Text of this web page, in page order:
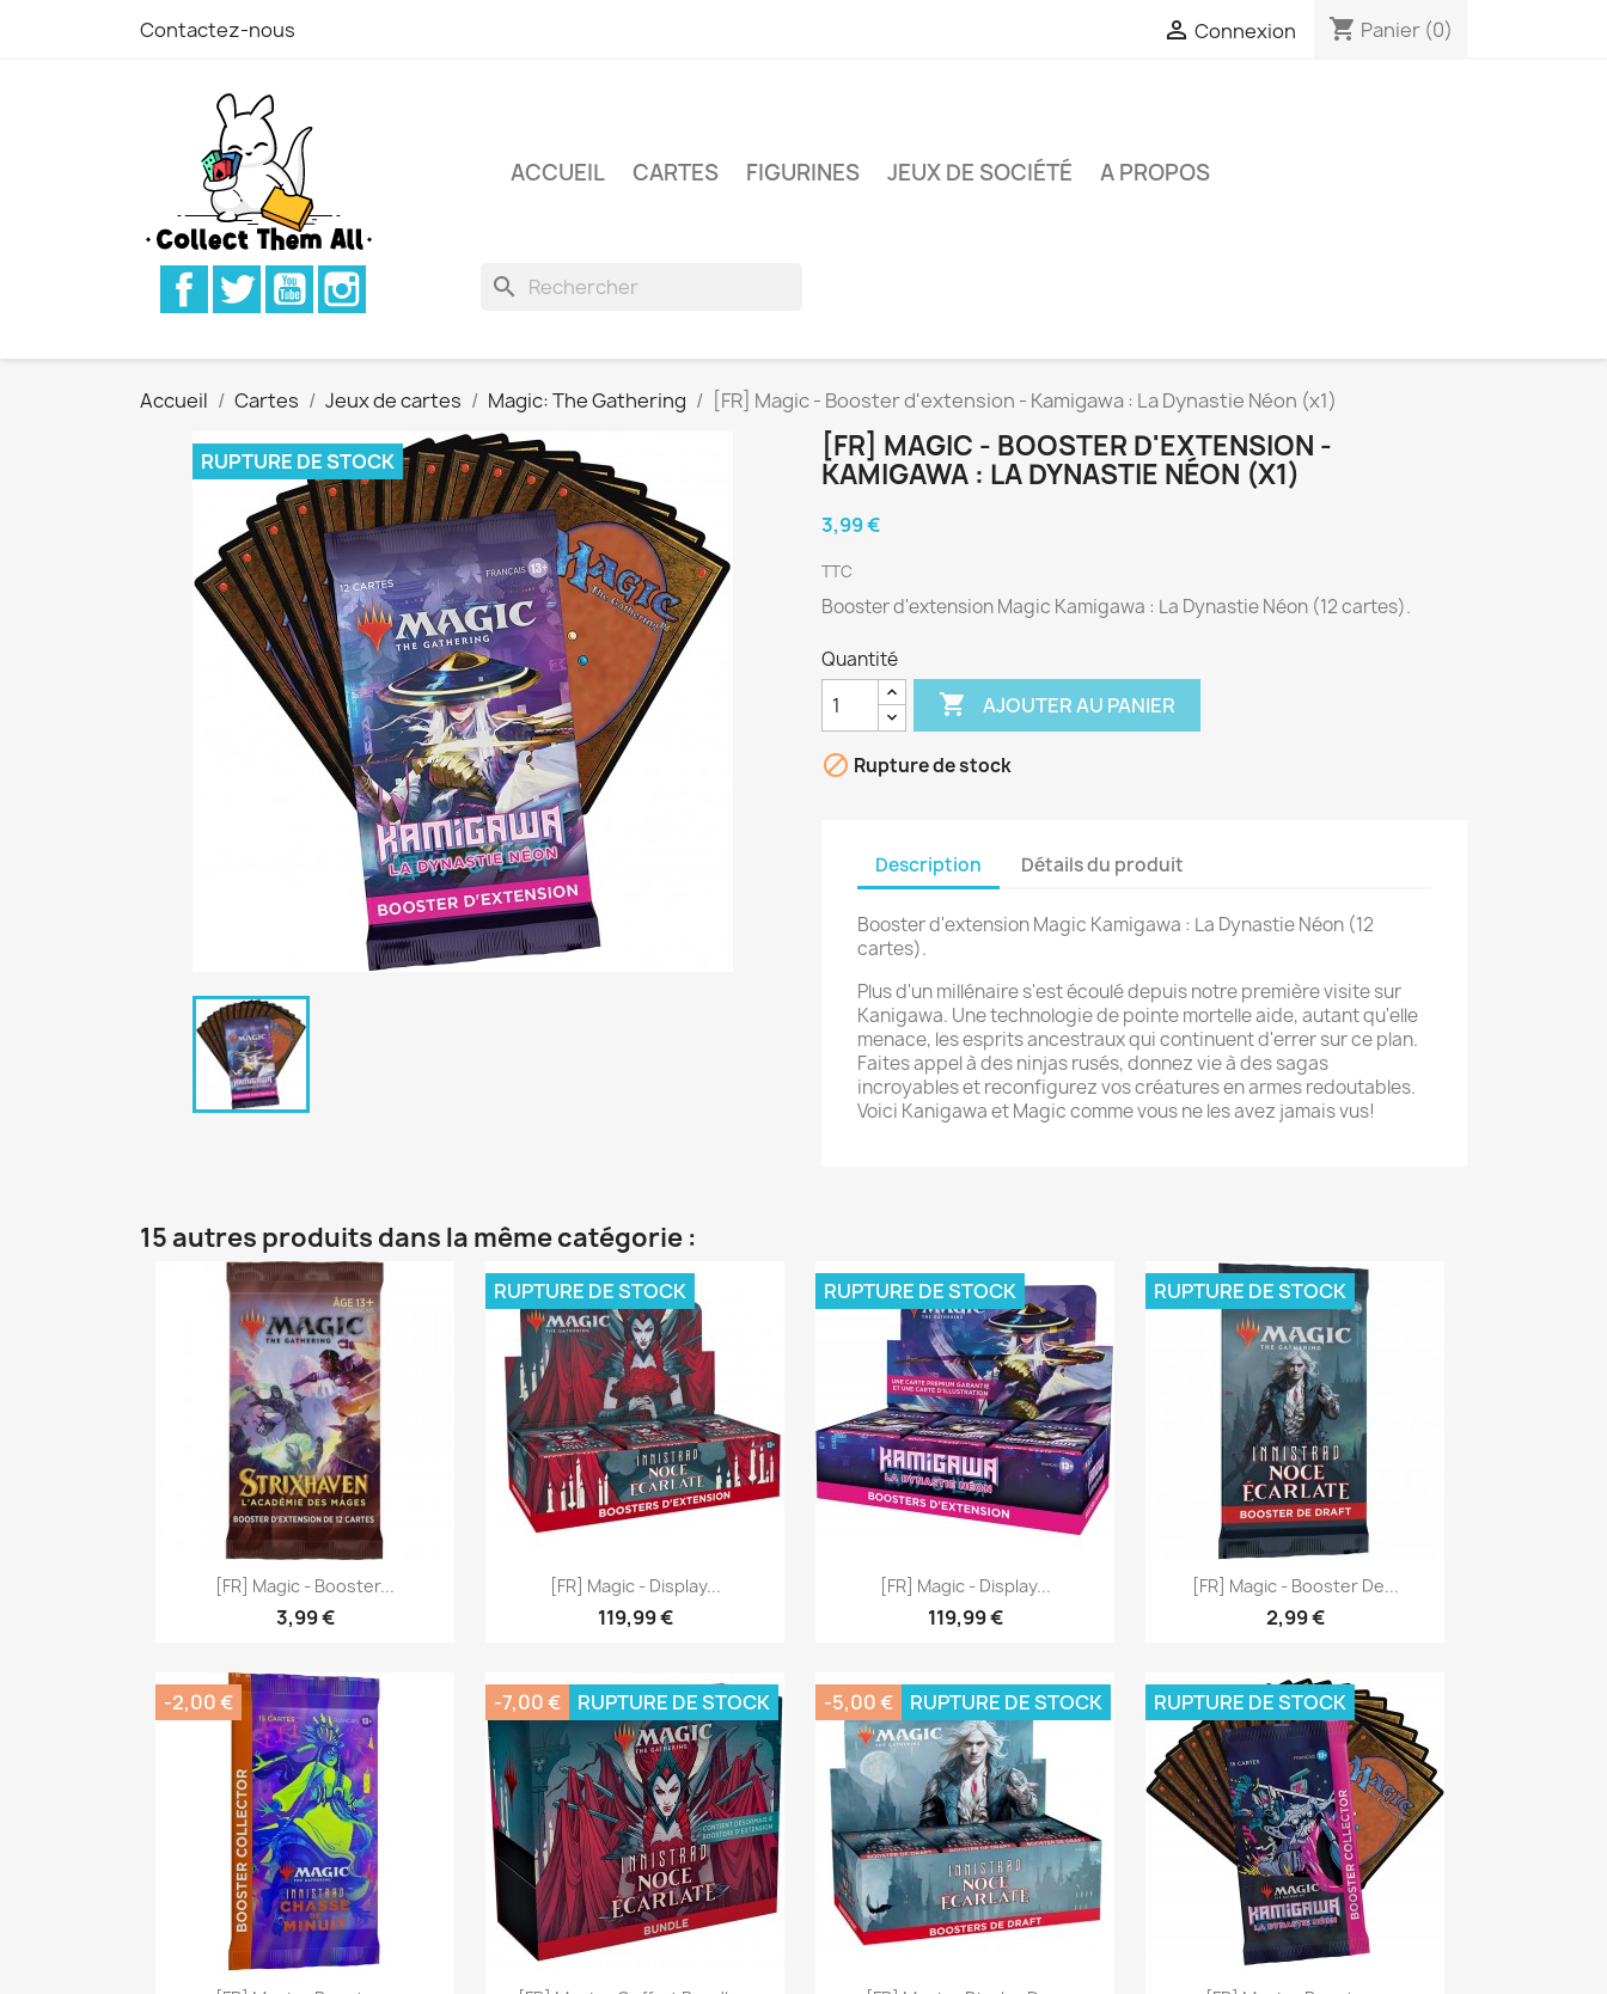
Contactez-nous  Connexion shopping_cart Panier (0)
ACCUEIL CARTES FIGURINES JEUX DE SOCIÉTÉ A PROPOS
FacebookTwitterYouTube search
Accueil Cartes Jeux de cartes Magic: The Gathering [FR] Magic - Booster d'extension - Kamigawa : La Dynastie Néon (x1)
RUPTURE DE STOCK
[FR] MAGIC - BOOSTER D'EXTENSION -
KAMIGAWA : LA DYNASTIE NÉON (X1)
3,99 €
TTC
Booster d'extension Magic Kamigawa : La Dynastie Néon (12 cartes).
Quantité
 AJOUTER AU PANIER
 Rupture de stock
Description Détails du produit
Booster d'extension Magic Kamigawa : La Dynastie Néon (12
cartes).
Plus d'un millénaire s'est écoulé depuis notre première visite sur
Kanigawa. Une technologie de pointe mortelle aide, autant qu'elle
menace, les esprits ancestraux qui continuent d'errer sur ce plan.
Faites appel à des ninjas rusés, donnez vie à des sagas
incroyables et reconfigurez vos créatures en armes redoutables.
Voici Kanigawa et Magic comme vous ne les avez jamais vus!
15 autres produits dans la même catégorie :
[FR] Magic - Booster...
3,99 €
 Aperçu rapide [FR] Magic - Display...
119,99 €
RUPTURE DE STOCK
 Aperçu rapide [FR] Magic - Display...
119,99 €
RUPTURE DE STOCK
 Aperçu rapide [FR] Magic - Booster De...
2,99 €
RUPTURE DE STOCK
Aperçu rapide
-2,00 € -7,00 € RUPTURE DE STOCK -5,00 € RUPTURE DE STOCK RUPTURE DE STOCK